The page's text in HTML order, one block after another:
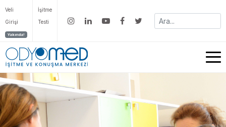
Veli
Girişi
Yakında!
İşitme
Testi